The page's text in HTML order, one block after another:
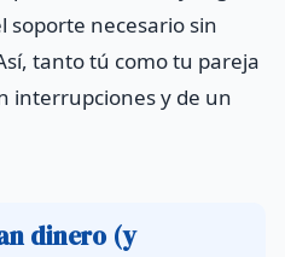
soporte necesario sin
tanto tú como tu pareja
interrupciones y de un
dinero (y